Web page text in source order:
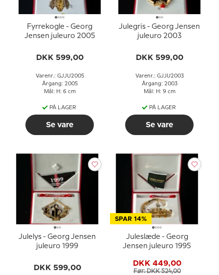
Fyrrekogle - Georg
Jensen juleuro 2005
DKK 599,00
Varenr.: GJJU2005
Årgang: 2005
Mål: H: 6 cm
PÅ LAGER
Se vare
Julegris - Georg Jensen
juleuro 2003
DKK 599,00
Varenr.: GJJU2003
Årgang: 2003
Mål: H: 9 cm
PÅ LAGER
Se vare
Julelys - Georg Jensen
juleuro 1999
DKK 599,00
SPAR 14%
Juleslæde - Georg
Jensen juleuro 1995
DKK 449,00
Før: DKK 524,00